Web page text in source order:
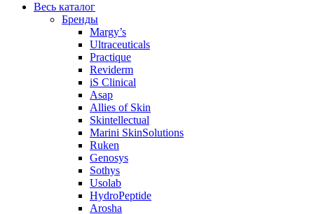
Весь каталог
Бренды
Margy’s
Ultraceuticals
Practique
Reviderm
iS Clinical
Asap
Allies of Skin
Skintellectual
Marini SkinSolutions
Ruken
Genosys
Sothys
Usolab
HydroPeptide
Arosha